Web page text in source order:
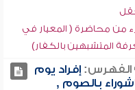
من محاضرة ( المعيار في
المتشبهين بالكفار)
الفهرس:إفراد يوم
بالصوم ,